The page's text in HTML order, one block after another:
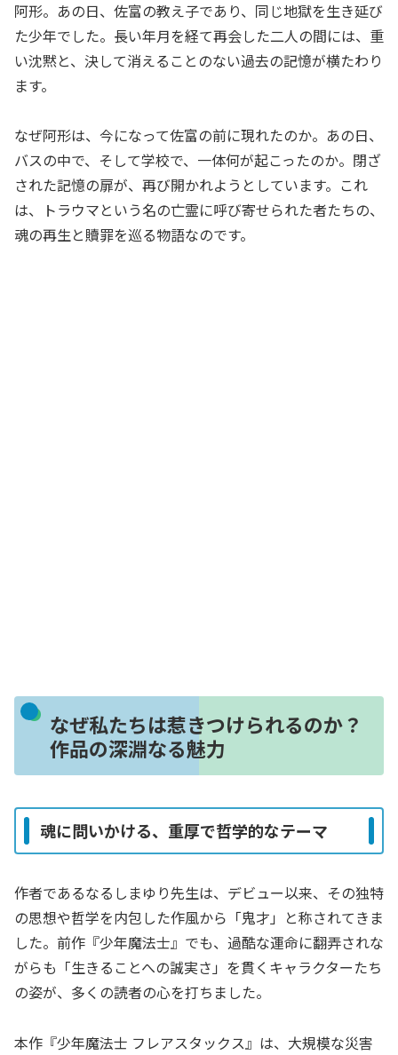
阿形。あの日、佐富の教え子であり、同じ地獄を生き延び
た少年でした。長い年月を経て再会した二人の間には、重
い沈黙と、決して消えることのない過去の記憶が横たわり
ます。
なぜ阿形は、今になって佐富の前に現れたのか。あの日、
バスの中で、そして学校で、一体何が起こったのか。閉ざ
された記憶の扉が、再び開かれようとしています。これ
は、トラウマという名の亡霊に呼び寄せられた者たちの、
魂の再生と贖罪を巡る物語なのです。
なぜ私たちは惹きつけられるのか？
作品の深淵なる魅力
魂に問いかける、重厚で哲学的なテーマ
作者であるなるしまゆり先生は、デビュー以来、その独特
の思想や哲学を内包した作風から「鬼才」と称されてきま
した。前作『少年魔法士』でも、過酷な運命に翻弄されな
がらも「生きることへの誠実さ」を貫くキャラクターたち
の姿が、多くの読者の心を打ちました。
本作『少年魔法士 フレアスタックス』は、大規模な災害